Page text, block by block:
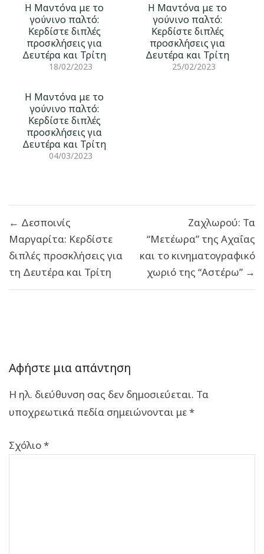
H Μαντόνα με το
γούνινο παλτό:
Κερδίστε διπλές
προσκλήσεις για
Δευτέρα και Τρίτη
18/02/2023
H Μαντόνα με το
γούνινο παλτό:
Κερδίστε διπλές
προσκλήσεις για
Δευτέρα και Τρίτη
25/02/2023
H Μαντόνα με το
γούνινο παλτό:
Κερδίστε διπλές
προσκλήσεις για
Δευτέρα και Τρίτη
04/03/2023
άρθρων
← Δεσποινίς
Μαργαρίτα: Κερδίστε
διπλές προσκλήσεις για
τη Δευτέρα και Τρίτη
Ζαχλωρού: Τα
“Μετέωρα” της Αχαΐας
και το κινηματογραφικό
χωριό της “Αστέρω” →
Αφήστε μια απάντηση
Η ηλ. διεύθυνση σας δεν δημοσιεύεται. Τα
υποχρεωτικά πεδία σημειώνονται με*
Σχόλιο*